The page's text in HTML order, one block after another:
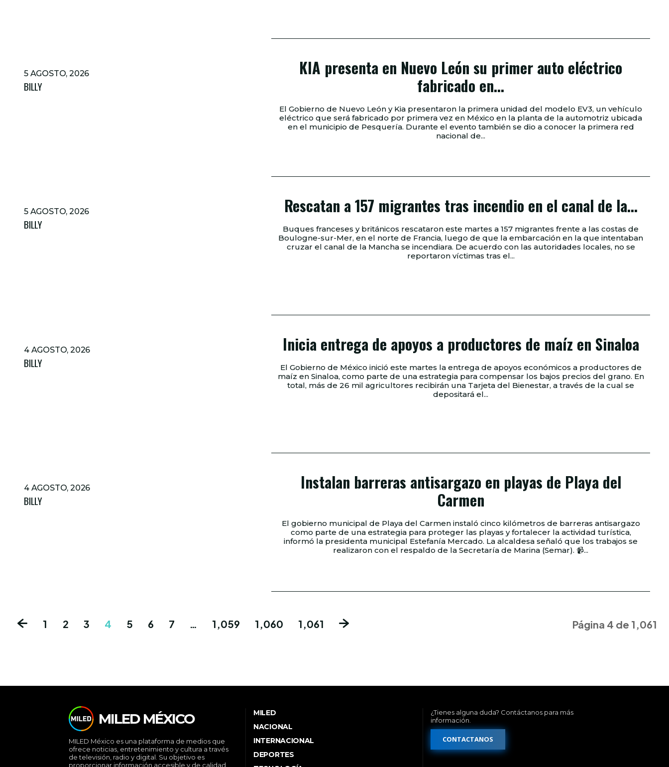
5 AGOSTO, 2026
BILLY
KIA presenta en Nuevo León su primer auto eléctrico
fabricado en...
El Gobierno de Nuevo León y Kia presentaron la primera unidad del modelo EV3, un vehículo
eléctrico que será fabricado por primera vez en México en la planta de la automotriz ubicada
en el municipio de Pesquería. Durante el evento también se dio a conocer la primera red
nacional de...
5 AGOSTO, 2026
BILLY
Rescatan a 157 migrantes tras incendio en el canal de la...
Buques franceses y británicos rescataron este martes a 157 migrantes frente a las costas de
Boulogne-sur-Mer, en el norte de Francia, luego de que la embarcación en la que intentaban
cruzar el canal de la Mancha se incendiara. De acuerdo con las autoridades locales, no se
reportaron víctimas tras el...
4 AGOSTO, 2026
BILLY
Inicia entrega de apoyos a productores de maíz en Sinaloa
El Gobierno de México inició este martes la entrega de apoyos económicos a productores de
maíz en Sinaloa, como parte de una estrategia para compensar los bajos precios del grano. En
total, más de 26 mil agricultores recibirán una Tarjeta del Bienestar, a través de la cual se
depositará el...
4 AGOSTO, 2026
BILLY
Instalan barreras antisargazo en playas de Playa del
Carmen
El gobierno municipal de Playa del Carmen instaló cinco kilómetros de barreras antisargazo
como parte de una estrategia para proteger las playas y fortalecer la actividad turística,
informó la presidenta municipal Estefanía Mercado. La alcaldesa señaló que los trabajos se
realizaron con el respaldo de la Secretaría de Marina (Semar). 📹...
1 2 3 4 5 6 7 … 1,059 1,060 1,061 Página 4 de 1,061
MILED MÉXICO
MILED México es una plataforma de medios que
ofrece noticias, entretenimiento y cultura a través
de televisión, radio y digital. Su objetivo es
proporcionar información accesible y de calidad,
MILED
NACIONAL
INTERNACIONAL
DEPORTES
¿Tienes alguna duda? Contáctanos para más
información.
CONTACTANOS